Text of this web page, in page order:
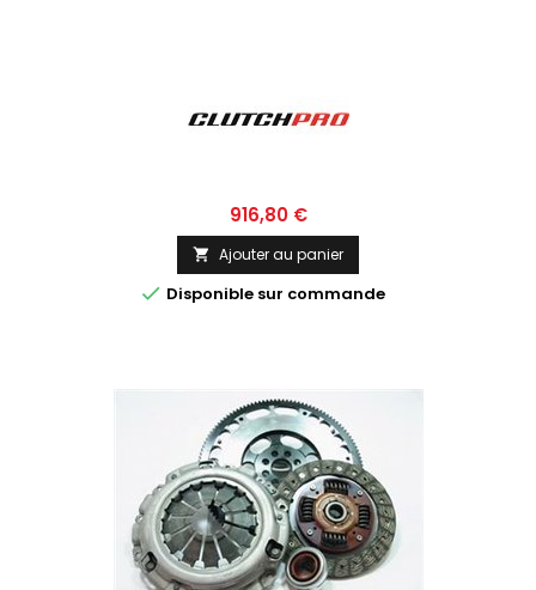
Prix
916,80 €
 Ajouter au panier
 Disponible sur commande